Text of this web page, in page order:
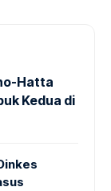
Hatta
Kedua di